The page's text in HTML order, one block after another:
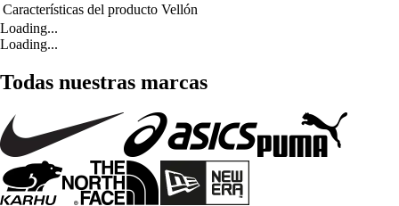
Características del producto Vellón
Loading...
Loading...
Todas nuestras marcas